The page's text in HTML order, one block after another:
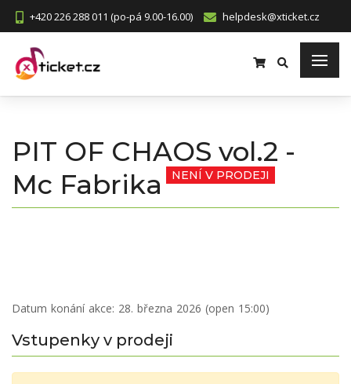
+420 226 288 011 (po-pá 9.00-16.00) helpdesk@xticket.cz
PIT OF CHAOS vol.2 -
Mc Fabrika
NENÍ V PRODEJI
Datum konání akce: 28. března 2026 (open 15:00)
Vstupenky v prodeji